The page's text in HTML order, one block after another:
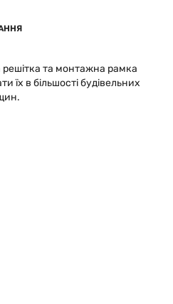
та монтажна рамка
їх в більшості будівельних